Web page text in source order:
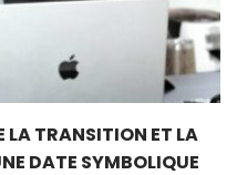
LA TRANSITION ET LA
DATE SYMBOLIQUE